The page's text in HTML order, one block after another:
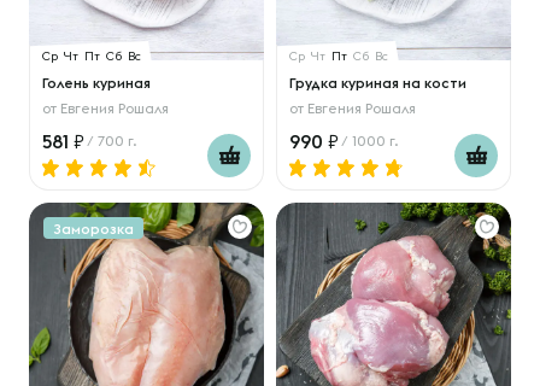
Ср Чт Пт Сб Вс
Голень куриная
от Евгения Рошаля
581 / 700 г.
Ср Чт Пт Сб Вс
Грудка куриная на кости
от Евгения Рошаля
990 / 1000 г.
Заморозка